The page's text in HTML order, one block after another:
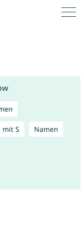
mit S Namen